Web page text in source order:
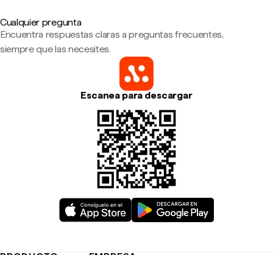
Cualquier pregunta
Encuentra respuestas claras a preguntas frecuentes,
siempre que las necesites.
Escanea para descargar